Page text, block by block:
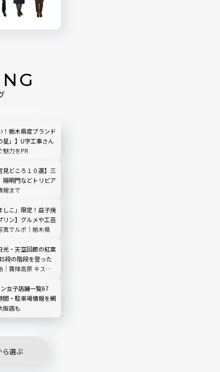
！栃木県産ブランド
星」】U字工事さん
魅力をPR
見どころ１０選】三
陽明門などトリビア
報まで
しこ」限定！益子焼
リン】グルメや工芸
真でルポ｜栃木県
光・天空回廊の紅葉
段の階段を登った
｜霧降高原 キスゲ
女子店舗一覧67
間・駐車場情報を網
阪店も
ら選ぶ